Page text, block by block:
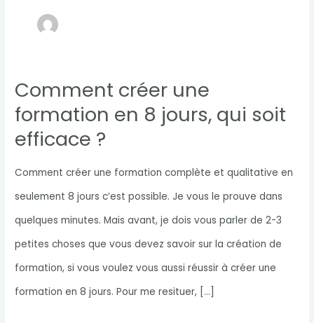
Comment créer une
formation en 8 jours, qui soit
efficace ?
Comment créer une formation complète et qualitative en
seulement 8 jours c’est possible. Je vous le prouve dans
quelques minutes. Mais avant, je dois vous parler de 2-3
petites choses que vous devez savoir sur la création de
formation, si vous voulez vous aussi réussir à créer une
formation en 8 jours. Pour me resituer, […]